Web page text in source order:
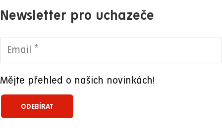
Newsletter pro uchazeče
Mějte přehled o našich novinkách!